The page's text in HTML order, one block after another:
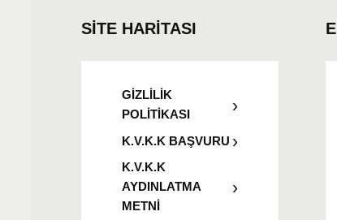
SİTE HARİTASI
GİZLİLİK
POLİTİKASI
K.V.K.K BAŞVURU
K.V.K.K
AYDINLATMA
METNİ